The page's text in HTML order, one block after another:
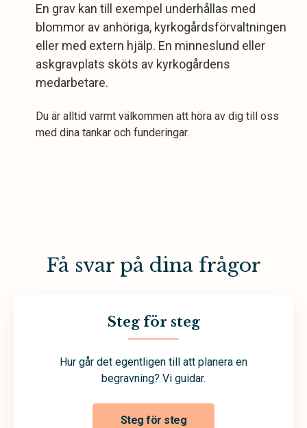
En grav kan till exempel underhållas med
blommor av anhöriga, kyrkogårdsförvaltningen
eller med extern hjälp. En minneslund eller
askgravplats sköts av kyrkogårdens
medarbetare.
Du är alltid varmt välkommen att höra av dig till oss
med dina tankar och funderingar.
Få svar på dina frågor
Steg för steg
Hur går det egentligen till att planera en
begravning? Vi guidar.
Steg för steg